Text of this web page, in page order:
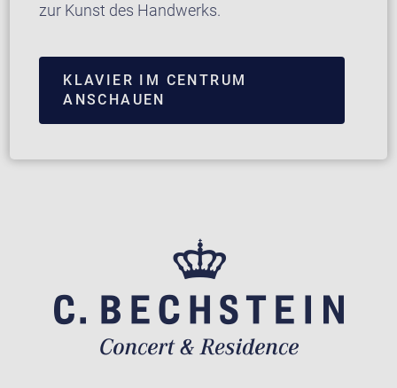
zur Kunst des Handwerks.
KLAVIER IM CENTRUM
ANSCHAUEN